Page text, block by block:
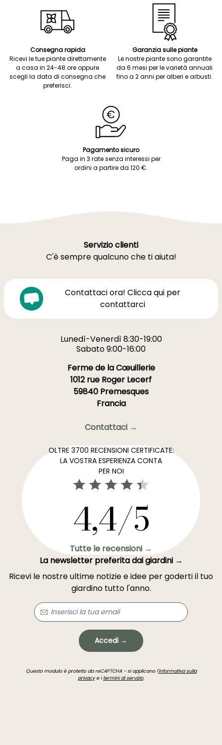
Consegna rapida
Ricevi le tue piante direttamente
a casa in 24-48 ore oppure
scegli la data di consegna che
preferisci.
Garanzia sulle piante
Le nostre piante sono garantite
da 6 mesi per le varietà annuali
fino a 2 anni per alberi e arbusti.
Pagamento sicuro
Paga in 3 rate senza interessi per
ordini a partire da 120 €.
Servizio clienti
C'è sempre qualcuno che ti aiuta!
Contattaci ora! Clicca qui per
contattarci
Lunedì-Venerdì 8:30-19:00
Sabato 9:00-16:00
Ferme de la Cœuillerie
1012 rue Roger Lecerf
59840 Premesques
Francia
Contattaci →
OLTRE 3700 RECENSIONI CERTIFICATE:
LA VOSTRA ESPERIENZA CONTA
PER NOI
4,4/5
Tutte le recensioni →
La newsletter preferita dai giardini →
Ricevi le nostre ultime notizie e idee per goderti il tuo
giardino tutto l'anno.
Accedi →
Questo modulo è protetto da reCAPTCHA - si applicano l'informativa sulla
privacye itermini di servizio.